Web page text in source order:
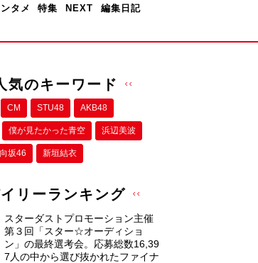
タメ 特集 NEXT 編集日記
気のキーワード
CM STU48 AKB48
僕が⾒たかった⻘空 浜辺美波
坂46 新垣結衣
リーランキング
スターダストプロモーション主催
第３回「スター☆オーディショ
ン」の最終選考会。応募総数16,39
7人の中から選び抜かれたファイナ